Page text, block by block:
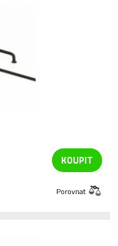
KOUPIT
Porovnat